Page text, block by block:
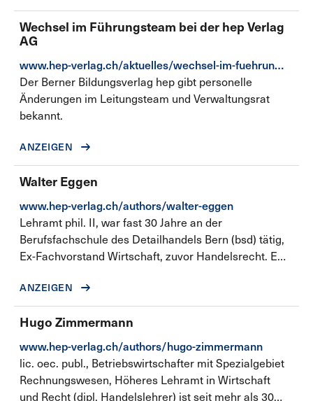
Wechsel im Führungsteam bei der hep Verlag
AG
www.hep-verlag.ch/aktuelles/wechsel-im-fuehrungsteam
Der Berner Bildungsverlag hep gibt personelle
Änderungen im Leitungsteam und Verwaltungsrat
bekannt.
ANZEIGEN
Walter Eggen
www.hep-verlag.ch/authors/walter-eggen
Lehramt phil. II, war fast 30 Jahre an der
Berufsfachschule des Detailhandels Bern (bsd) tätig,
Ex-Fachvorstand Wirtschaft, zuvor Handelsrecht. Er
Lehrkraft, war jedoch auch jahrelang selbstständiger
Unternehmer und absolvierte ein Nachstudium in
Psychopädagogik. Im Rahmen seiner Tätigkeit als
Aus- und Weiterbildner in wirtschaftlichen und
psychologischen Themen hat er als erstes Lehrmittel
«Verkaufspsychologie im Detailhandel» verfasst.
Walter Eggen ist verheiratet und pendelt zur Zeit
ANZEIGEN
Hugo Zimmermann
www.hep-verlag.ch/authors/hugo-zimmermann
lic. oec. publ., Betriebswirtschafter mit Spezialgebiet
Rechnungswesen, Höheres Lehramt in Wirtschaft
und Recht (dipl. Handelslehrer) ist seit mehr als 30